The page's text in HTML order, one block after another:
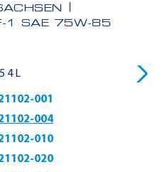
1 SAE 75W-85
001
004
010
020